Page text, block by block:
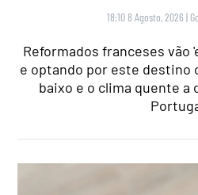
18:10 8 Agosto, 2026 |
Reformados franceses vão
e optando por este destino
baixo e o clima quente a